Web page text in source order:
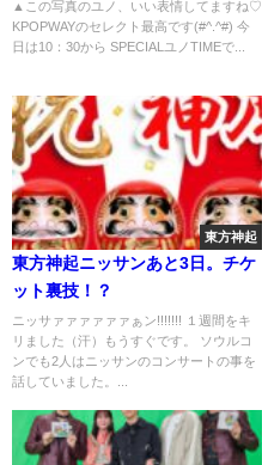
▲この写真のユノ、いい表情してますね♡
KPOPWAYのセレクト最高です(#^.^#) 今
日は10：30から SPECIALユノTIMEで...
東方神起
東方神起ニッサンあと3日。チケ
ット裏技！？
ニッサァァァァァァぁン!!!!!!! １週間をキ
リました（汗）もうすぐです。 ソウルコ
ンでも2人はニッサンのコンサートの事を
話していました。...